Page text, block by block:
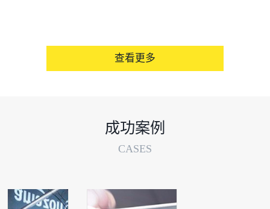
查看更多
成功案例
CASES